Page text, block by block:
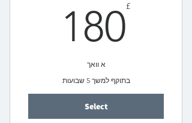
£
180
א וואך
בתוקף למשך 5 שבועות
Select